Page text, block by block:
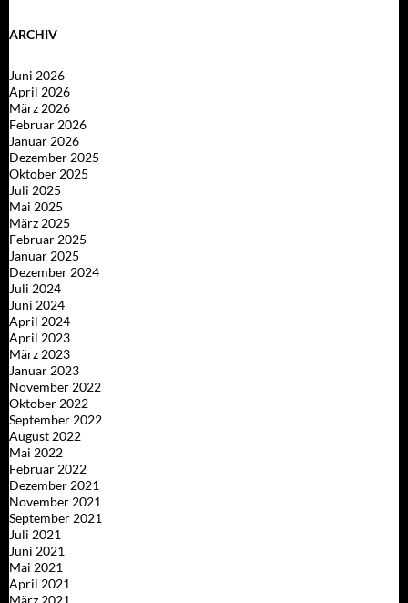
ARCHIV
Juni 2026
April 2026
März 2026
Februar 2026
Januar 2026
Dezember 2025
Oktober 2025
Juli 2025
Mai 2025
März 2025
Februar 2025
Januar 2025
Dezember 2024
Juli 2024
Juni 2024
April 2024
April 2023
März 2023
Januar 2023
November 2022
Oktober 2022
September 2022
August 2022
Mai 2022
Februar 2022
Dezember 2021
November 2021
September 2021
Juli 2021
Juni 2021
Mai 2021
April 2021
März 2021